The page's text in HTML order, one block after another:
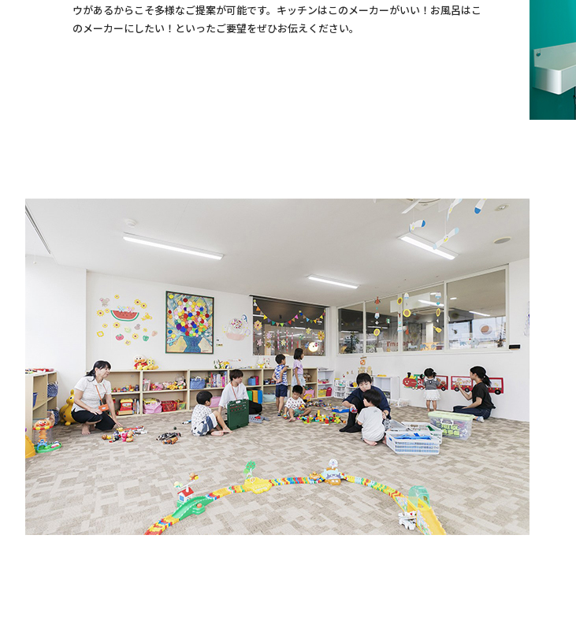
ウがあるからこそ多様なご提案が可能です。キッチンはこのメーカーがいい！お風呂はこ
のメーカーにしたい！といったご要望をぜひお伝えください。